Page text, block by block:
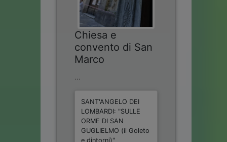
Chiesa e
convento di San
Marco
...
SANT'ANGELO DEI
LOMBARDI: "SULLE
ORME DI SAN
GUGLIELMO (il Goleto
e dintorni)"